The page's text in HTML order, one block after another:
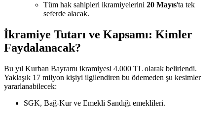
Tüm hak sahipleri ikramiyelerini 20 Mayıs'ta tek
seferde alacak.
İkramiye Tutarı ve Kapsamı: Kimler
Faydalanacak?
Bu yıl Kurban Bayramı ikramiyesi 4.000 TL olarak belirlendi.
Yaklaşık 17 milyon kişiyi ilgilendiren bu ödemeden şu kesimler
yararlanabilecek:
SGK, Bağ-Kur ve Emekli Sandığı emeklileri.